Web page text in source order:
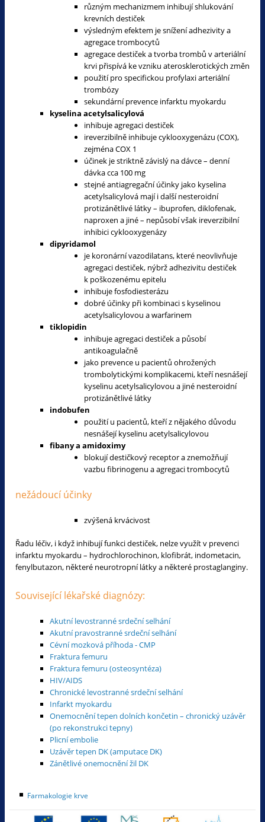
různým mechanizmem inhibují shlukování
krevních destiček
výsledným efektem je snížení adhezivity a
agregace trombocytů
agregace destiček a tvorba trombů v arteriální
krvi přispívá ke vzniku aterosklerotických změn
použití pro specifickou profylaxi arteriální
trombózy
sekundární prevence infarktu myokardu
kyselina acetylsalicylová
inhibuje agregaci destiček
ireverzibilně inhibuje cyklooxygenázu (COX),
zejména COX 1
účinek je striktně závislý na dávce – denní
dávka cca 100 mg
stejné antiagregační účinky jako kyselina
acetylsalicylová mají i další nesteroidní
protizánětlivé látky – ibuprofen, diklofenak,
naproxen a jiné – nepůsobí však ireverzibilní
inhibici cyklooxygenázy
dipyridamol
je koronární vazodilatans, které neovlivňuje
agregaci destiček, nýbrž adhezivitu destiček
k poškozenému epitelu
inhibuje fosfodiesterázu
dobré účinky při kombinaci s kyselinou
acetylsalicylovou a warfarinem
tiklopidin
inhibuje agregaci destiček a působí
antikoagulačně
jako prevence u pacientů ohrožených
trombolytickými komplikacemi, kteří nesnášejí
kyselinu acetylsalicylovou a jiné nesteroidní
protizánětlivé látky
indobufen
použití u pacientů, kteří z nějakého důvodu
nesnášejí kyselinu acetylsalicylovou
fibany a amidoximy
blokují destičkový receptor a znemožňují
vazbu fibrinogenu a agregaci trombocytů
nežádoucí účinky
zvýšená krvácivost
Řadu léčiv, i když inhibují funkci destiček, nelze využít v prevenci
infarktu myokardu – hydrochlorochinon, klofibrát, indometacin,
fenylbutazon, některé neurotropní látky a některé prostaglanginy.
Související lékařské diagnózy:
Akutní levostranné srdeční selhání
Akutní pravostranné srdeční selhání
Cévní mozková příhoda - CMP
Fraktura femuru
Fraktura femuru (osteosyntéza)
HIV/AIDS
Chronické levostranné srdeční selhání
Infarkt myokardu
Onemocnění tepen dolních končetin – chronický uzávěr
(po rekonstrukci tepny)
Plicní embolie
Uzávěr tepen DK (amputace DK)
Zánětlivé onemocnění žil DK
Farmakologie krve